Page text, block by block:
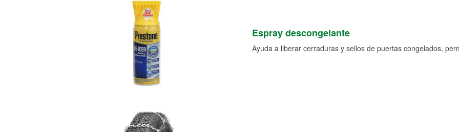
Espray descongelante
Ayuda a liberar cerraduras y sellos de puertas congelados,